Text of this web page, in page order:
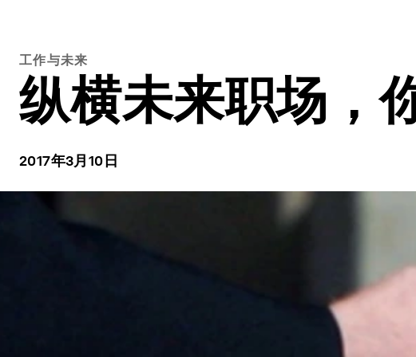
工作与未来
纵横未来职场，
2017年3月10日